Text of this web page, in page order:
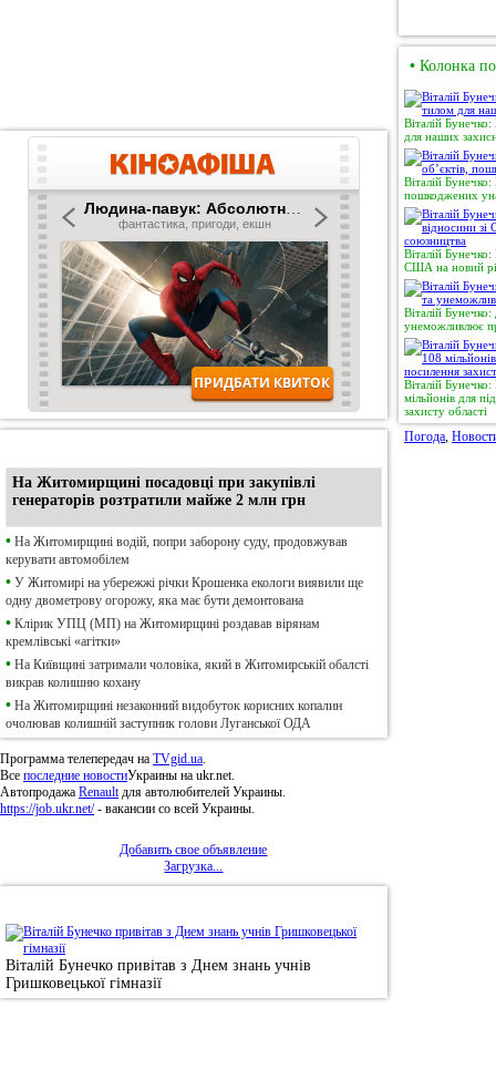
На Житомирщині посадовці при закупівлі
генераторів розтратили майже 2 млн грн
• На Житомирщині водій, попри заборону суду, продовжував
керувати автомобілем
• У Житомирі на убережжі річки Крошенка екологи виявили ще
одну двометрову огорожу, яка має бути демонтована
• Клірик УПЦ (МП) на Житомирщині роздавав вірянам
кремлівські «агітки»
• На Київщині затримали чоловіка, який в Житомирській обалсті
викрав колишню кохану
• На Житомирщині незаконний видобуток корисних копалин
очолював колишній заступник голови Луганської ОДА
Программа телепередач на TVgid.ua.
Все последние новостиУкраины на ukr.net.
Автопродажа Renaultдля автолюбителей Украины.
https://job.ukr.net/- вакансии со всей Украины.
Добавить свое объявление
Загрузка...
Віталій Бунечко привітав з Днем знань учнів
Гришковецької гімназії
• Колонка
Віталій
для наших
Віталій
пошкоджених
Віталій
США на новий
Віталій
унеможливлює
Віталій
мільйонів для
захисту області
Погода,